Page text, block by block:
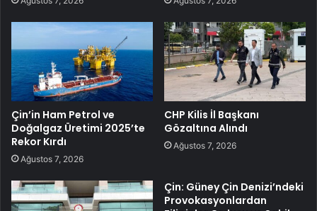
Çin’in Ham Petrol ve
Doğalgaz Üretimi 2025’te
Rekor Kırdı
Ağustos 7, 2026
CHP Kilis İl Başkanı
Gözaltına Alındı
Ağustos 7, 2026
Çin: Güney Çin Denizi’ndeki
Provokasyonlardan